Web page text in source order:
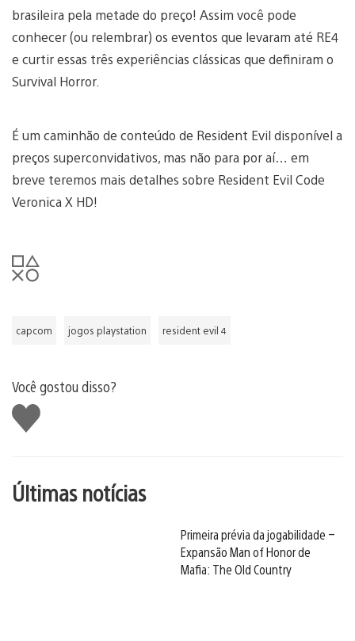
brasileira pela metade do preço! Assim você pode
conhecer (ou relembrar) os eventos que levaram até RE4
e curtir essas três experiências clássicas que definiram o
Survival Horror.
É um caminhão de conteúdo de Resident Evil disponível a
preços superconvidativos, mas não para por aí… em
breve teremos mais detalhes sobre Resident Evil Code
Veronica X HD!
capcom jogos playstation resident evil 4
Você gostou disso?
Curtir
Últimas notícias
Primeira prévia da jogabilidade –
Expansão Man of Honor de
Mafia: The Old Country